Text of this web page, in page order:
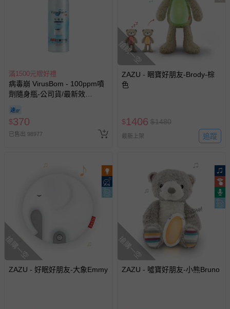
滿1500元贈好禮
病毒崩 VirusBom - 100ppm噴
劑隨身瓶-公司貨/最新效
$370
已售出 98977
搶購一空
ZAZU - 睏寶好朋友-Brody-棕
色
$1406 $1480
最新上架 追蹤
搶購一空
ZAZU - 好眠好朋友-大象Emmy
搶購一空
ZAZU - 噓寶好朋友-小熊Bruno